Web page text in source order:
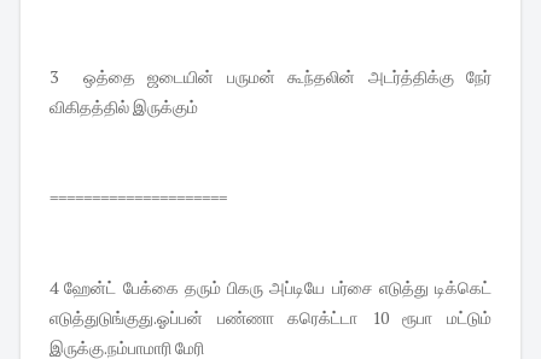
3 ஒத்தை ஜடையின் பருமன் கூந்தலின் அடர்த்திக்கு நேர்
விகிதத்தில் இருக்கும்
=====================
4 ஹேன்ட் பேக்கை தரும் பிகரு அப்டியே பர்சை எடுத்து டிக்கெட்
எடுத்துடுங்குது.ஓப்பன் பண்ணா கரெக்ட்டா 10 ரூபா மட்டும்
இருக்கு.நம்பாமாரி மேரி